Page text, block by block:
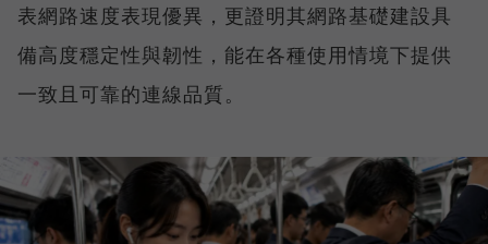
表網路速度表現優異，更證明其網路基礎建設具
備高度穩定性與韌性，能在各種使用情境下提供
一致且可靠的連線品質。